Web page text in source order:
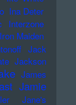
Ina Deter
Interzone
Iron Maiden
Jack
Jackson
James
Jamie
Jane's